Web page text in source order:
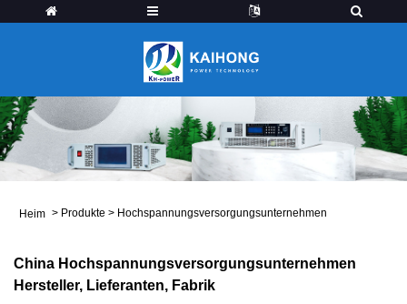
Heim > Produkte > Hochspannungsversorgungsunternehmen
China Hochspannungsversorgungsunternehmen
Hersteller, Lieferanten, Fabrik